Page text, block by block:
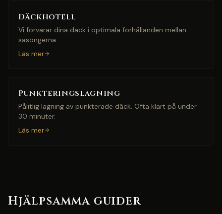
Däckhotell
Vi förvarar dina däck i optimala förhållanden mellan
säsongerna.
Läs mer
Punkteringslagning
Pålitlig lagning av punkterade däck. Ofta klart på under
30 minuter.
Läs mer
Hjälpsamma guider